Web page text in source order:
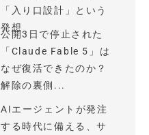
「入り口設計」という
発想
公開3日で停止された
「Claude Fable 5」は
なぜ復活できたのか？
解除の裏側...
AIエージェントが発注
する時代に備える、サ